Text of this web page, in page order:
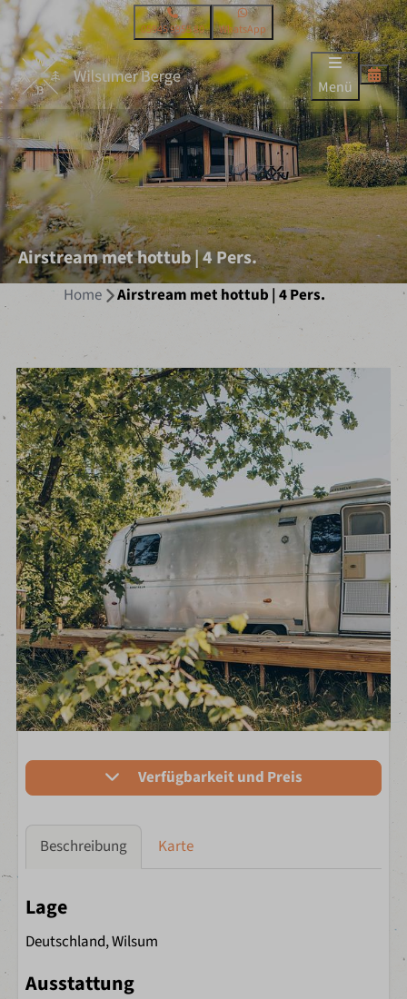
05945 9955 80 WhatsApp
Menü
Airstream met hottub | 4 Pers.
Home Airstream met hottub | 4 Pers.
Verfügbarkeit und Preis
Beschreibung Karte
Lage
Deutschland, Wilsum
Ausstattung